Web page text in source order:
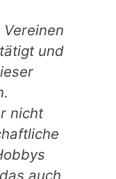
und
nicht
auch